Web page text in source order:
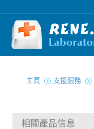
主頁 支援服務
相關產品信息